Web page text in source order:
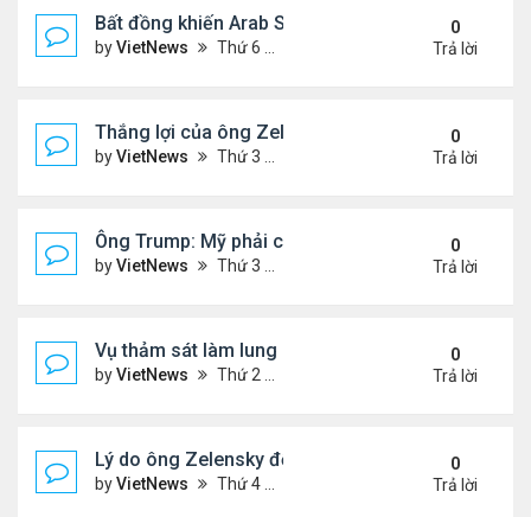
Bất đồng khiến Arab Saudi và UAE từ đồng minh
byVietNews Thứ 6 Tháng 1 02, 2026 5:25 pm
0
Trả lời
Thắng lợi của ông Zelensky khi hội đàm với ông
byVietNews Thứ 3 Tháng 12 30, 2025 4:49 pm
0
Trả lời
Ông Trump: Mỹ phải có được Greenland
byVietNews Thứ 3 Tháng 12 23, 2025 3:11 pm
0
Trả lời
Vụ thảm sát làm lung lay niềm tin với luật kiểm
byVietNews Thứ 2 Tháng 12 15, 2025 4:16 pm
0
Trả lời
Lý do ông Zelensky đổi lập trường về bầu cử tổng
byVietNews Thứ 4 Tháng 12 10, 2025 5:48 pm
0
Trả lời